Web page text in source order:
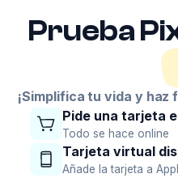
Prueba
¡Simplifica tu vida y haz
Pide una tarjeta
Todo se hace online
Tarjeta virtual
Añade la tarjeta a